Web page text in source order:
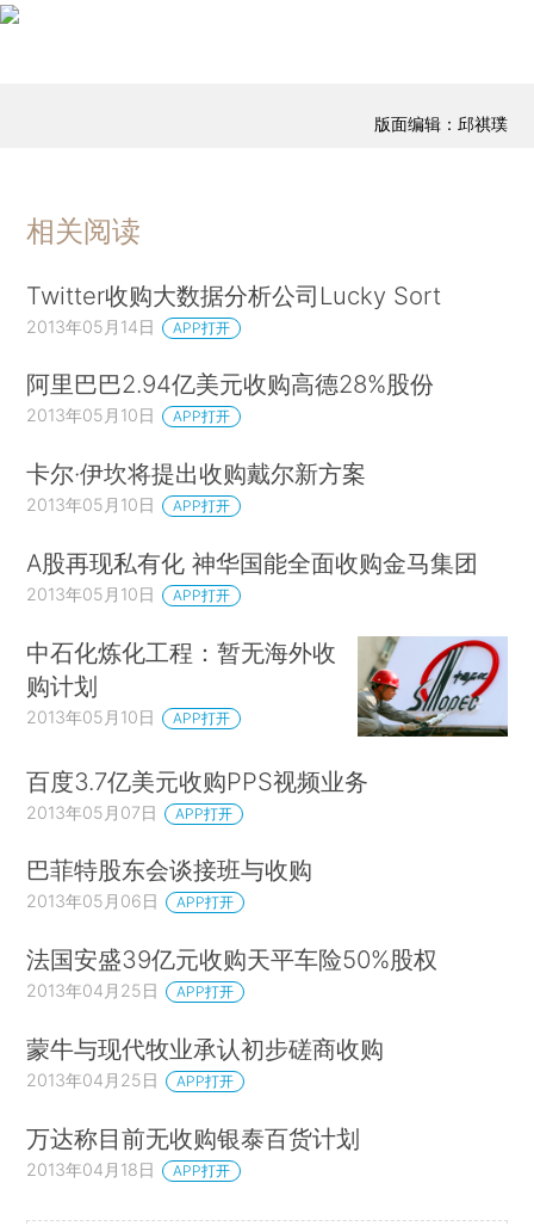
版面编辑：邱祺璞
相关阅读
Twitter收购大数据分析公司Lucky Sort
2013年05月14日 APP打开
阿里巴巴2.94亿美元收购高德28%股份
2013年05月10日 APP打开
卡尔·伊坎将提出收购戴尔新方案
2013年05月10日 APP打开
A股再现私有化 神华国能全面收购金马集团
2013年05月10日 APP打开
中石化炼化工程：暂无海外收
购计划
2013年05月10日 APP打开
百度3.7亿美元收购PPS视频业务
2013年05月07日 APP打开
巴菲特股东会谈接班与收购
2013年05月06日 APP打开
法国安盛39亿元收购天平车险50%股权
2013年04月25日 APP打开
蒙牛与现代牧业承认初步磋商收购
2013年04月25日 APP打开
万达称目前无收购银泰百货计划
2013年04月18日 APP打开